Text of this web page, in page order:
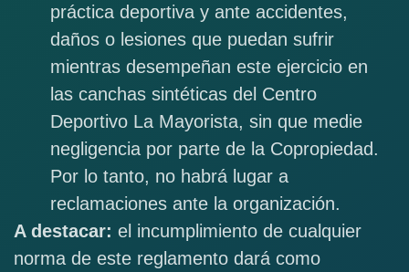
práctica deportiva y ante accidentes,
daños o lesiones que puedan sufrir
mientras desempeñan este ejercicio en
las canchas sintéticas del Centro
Deportivo La Mayorista, sin que medie
negligencia por parte de la Copropiedad.
Por lo tanto, no habrá lugar a
reclamaciones ante la organización.
A destacar: el incumplimiento de cualquier
norma de este reglamento dará como